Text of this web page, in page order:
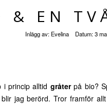
& EN
Inlägg av: Evelina Datum:3
princip alltid gråterpå bio?
jag berörd. Tror framför